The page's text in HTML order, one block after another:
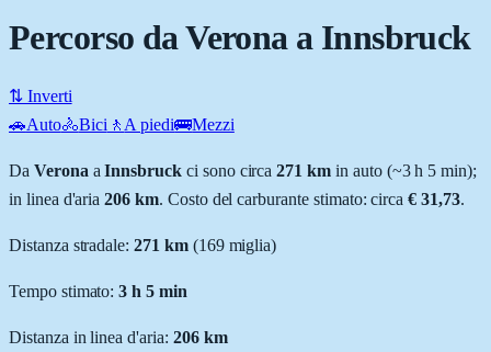
Percorso da Verona a Innsbruck
⇅ Inverti
🚗Auto🚴Bici 🚶 A piedi🚌Mezzi
Da Verona aInnsbruck ci sono circa 271 km in auto (~3 h 5 min);
in linea d'aria206 km. Costo del carburante stimato: circa € 31,73.
Distanza stradale:271 km (169miglia)
Tempo stimato:3 h 5 min
Distanza in linea d'aria: 206km